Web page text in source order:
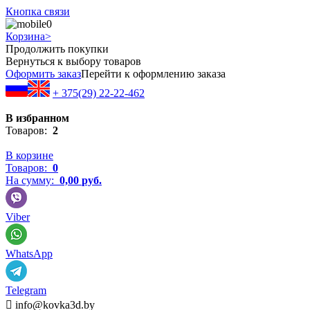
Кнопка связи
0
Корзина>
Продолжить покупки
Вернуться к выбору товаров
Оформить заказПерейти к оформлению заказа
+ 375(29) 22-22-462
В избранном
Товаров: 2
В корзине
Товаров: 0
На сумму: 0,00 руб.
Viber
WhatsApp
Telegram
 info@kovka3d.by